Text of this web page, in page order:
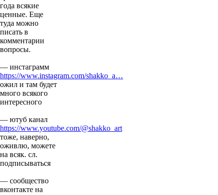
года всякие
ценные. Еще
туда можно
писать в
комментарии
вопросы.
— инстаграмм
https://www.instagram.com/shakko_a…
ожил и там будет
много всякого
интересного
— ютуб канал
https://www.youtube.com/@shakko_art
тоже, наверно,
оживлю, можете
на всяк. сл.
подписываться
— сообщество
вконтакте на